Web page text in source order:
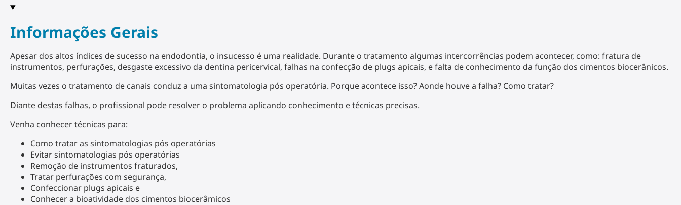
Informações Gerais
Apesar dos altos índices de sucesso na endodontia, o insucesso é uma realidade. Durante o tratamento algumas intercorrências podem acontecer, como: fratura de
instrumentos, perfurações, desgaste excessivo da dentina pericervical, falhas na confecção de plugs apicais, e falta de conhecimento da função dos cimentos biocerânicos.
Muitas vezes o tratamento de canais conduz a uma sintomatologia pós operatória. Porque acontece isso? Aonde houve a falha? Como tratar?
Diante destas falhas, o profissional pode resolver o problema aplicando conhecimento e técnicas precisas.
Venha conhecer técnicas para:
Como tratar as sintomatologias pós operatórias
Evitar sintomatologias pós operatórias
Remoção de instrumentos fraturados,
Tratar perfurações com segurança,
Confeccionar plugs apicais e
Conhecer a bioatividade dos cimentos biocerâmicos